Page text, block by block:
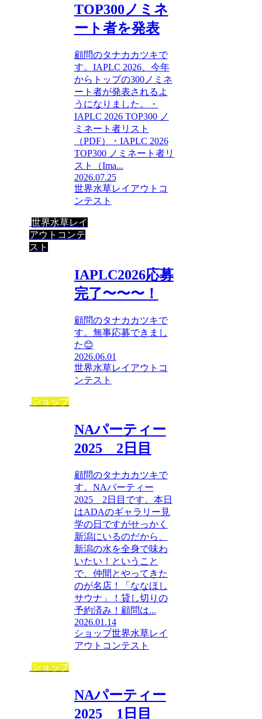
TOP300ノミネ
ート者を発表
顧問のタナカカツキで
す。IAPLC 2026、今年
からトップの300ノミネ
ート者が発表されるよ
うになりました。・
IAPLC 2026 TOP300 ノ
ミネート者リスト
（PDF）・IAPLC 2026
TOP300 ノミネート者リ
スト（Ima...
2026.07.25
世界水草レイアウトコ
ンテスト
世界水草レイ
アウトコンテ
スト
IAPLC2026応募
完了〜〜〜！
顧問のタナカカツキで
す。無事応募できまし
た😊
2026.06.01
世界水草レイアウトコ
ンテスト
ショップ
NAパーティー
2025 2日目
顧問のタナカカツキで
す。NAパーティー
2025 2日目です。本日
はADAのギャラリー見
学の日ですがせっかく
新潟にいるのだから、
新潟の水を全身で味わ
いたい！ということ
で、仲間とやってきた
のが名店！「ななほし
サウナ」！貸し切りの
予約済み！顧問は...
2026.01.14
ショップ世界水草レイ
アウトコンテスト
ショップ
NAパーティー
2025 1日目